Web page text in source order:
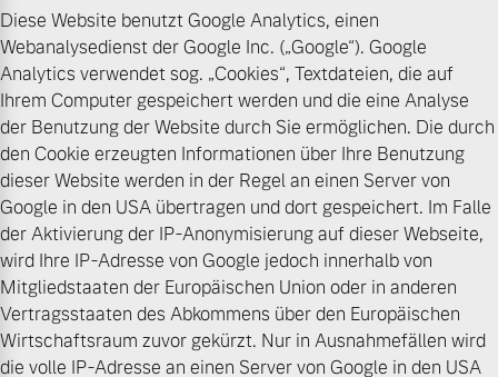
Diese Website benutzt Google Analytics, einen
Webanalysedienst der Google Inc. („Google“). Google
Analytics verwendet sog. „Cookies“, Textdateien, die auf
Ihrem Computer gespeichert werden und die eine Analyse
der Benutzung der Website durch Sie ermöglichen. Die durch
den Cookie erzeugten Informationen über Ihre Benutzung
dieser Website werden in der Regel an einen Server von
Google in den USA übertragen und dort gespeichert. Im Falle
der Aktivierung der IP-Anonymisierung auf dieser Webseite,
wird Ihre IP-Adresse von Google jedoch innerhalb von
Mitgliedstaaten der Europäischen Union oder in anderen
Vertragsstaaten des Abkommens über den Europäischen
Wirtschaftsraum zuvor gekürzt. Nur in Ausnahmefällen wird
die volle IP-Adresse an einen Server von Google in den USA